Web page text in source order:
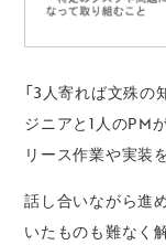
「3人寄れば文殊の
ジニアと1人のPM
リース作業や実装
話し合いながら進
いたものも難なく